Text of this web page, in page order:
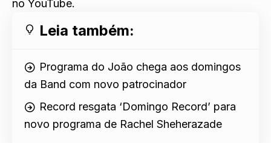
no YouTube.
Leia também:
Programa do João chega aos domingos
da Band com novo patrocinador
Record resgata ‘Domingo Record’ para
novo programa de Rachel Sheherazade